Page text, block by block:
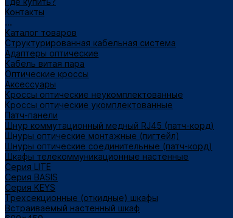
Контакты
...
Каталог товаров
Структурированная кабельная система
Адаптеры оптические
Кабель витая пара
Оптические кроссы
Аксессуары
Кроссы оптические неукомплектованные
Кроссы оптические укомплектованные
Патч-панели
Шнур коммутационный медный RJ45 (патч-корд)
Шнуры оптические монтажные (пигтейл)
Шнуры оптические соединительные (патч-корд)
Шкафы телекоммуникационные настенные
Cерия LITE
Cерия BASIS
Cерия KEYS
Трехсекционные (откидные) шкафы
Встраиваемый настенный шкаф